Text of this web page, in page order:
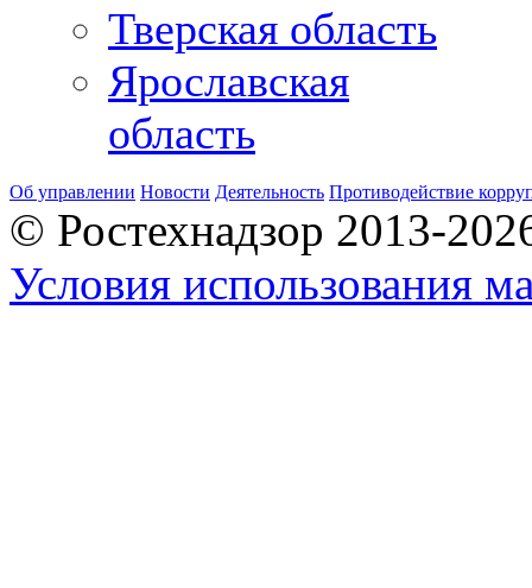
Тверская область
Ярославская
область
Об управлении Новости Деятельность Противодействие
© Ростехнадзор 2013-
Условия использования